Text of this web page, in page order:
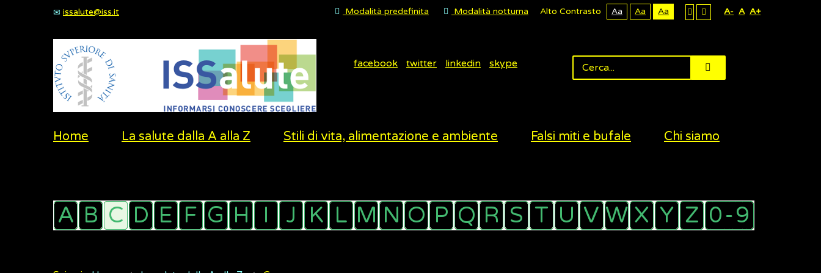
issalute@iss.it Modalità predefinita Modalità notturna Alto Contrasto Aa Aa Aa A- A A+
facebook twitter linkedin skype
Home La salute dalla A alla Z Stili di vita, alimentazione e ambiente Falsi miti e bufale Chi siamo